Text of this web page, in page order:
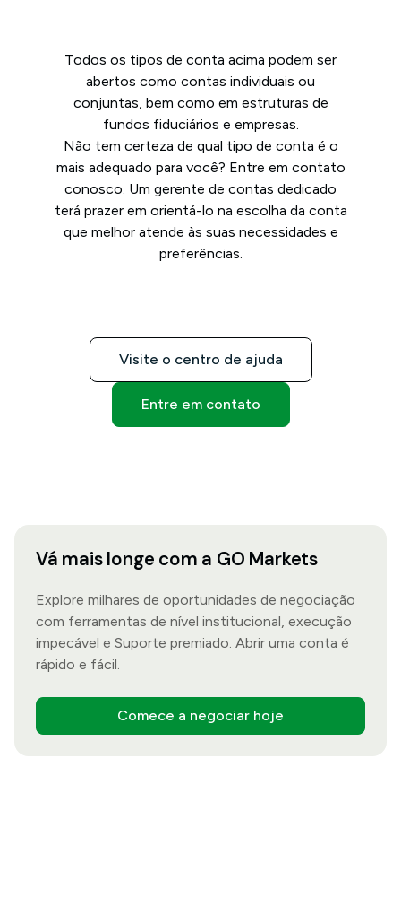
Todos os tipos de conta acima podem ser
abertos como contas individuais ou
conjuntas, bem como em estruturas de
fundos fiduciários e empresas.
Não tem certeza de qual tipo de conta é o
mais adequado para você? Entre em contato
conosco. Um gerente de contas dedicado
terá prazer em orientá-lo na escolha da conta
que melhor atende às suas necessidades e
preferências.
Visite o centro de ajuda
Entre em contato
Vá mais longe com a GO Markets
Explore milhares de oportunidades de negociação
com ferramentas de nível institucional, execução
impecável e Suporte premiado. Abrir uma conta é
rápido e fácil.
Comece a negociar hoje